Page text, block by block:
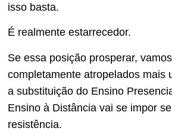
isso basta.
É realmente estarrecedor.
Se essa posição prosperar,
completamente atropelados mais
a substituição do Ensino
Ensino à Distância vai se impor
resistência.